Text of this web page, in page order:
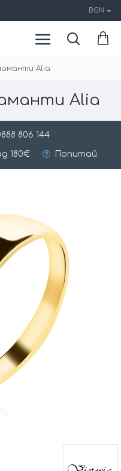
BGN
Alia
Alia
806 144
180€ Попитай